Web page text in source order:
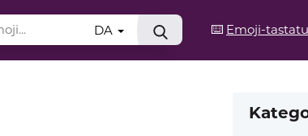
⌨️ Emoji-
DA